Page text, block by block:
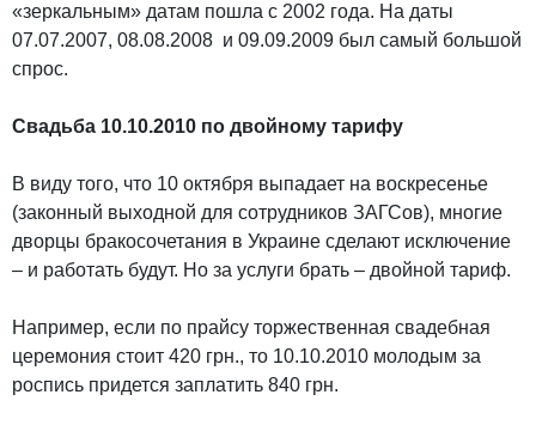
«зеркальным» датам пошла с 2002 года. На даты
07.07.2007, 08.08.2008 и 09.09.2009 был самый большой
спрос.
Свадьба 10.10.2010 по двойному тарифу
В виду того, что 10 октября выпадает на воскресенье
(законный выходной для сотрудников ЗАГСов), многие
дворцы бракосочетания в Украине сделают исключение
– и работать будут. Но за услуги брать – двойной тариф.
Например, если по прайсу торжественная свадебная
церемония стоит 420 грн., то 10.10.2010 молодым за
роспись придется заплатить 840 грн.